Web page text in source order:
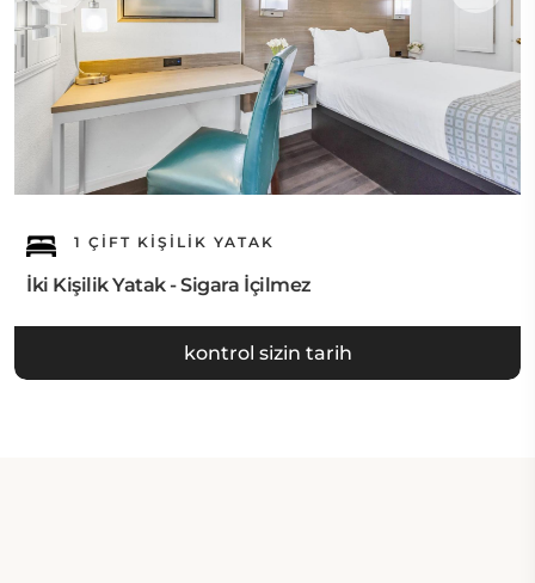
1 ÇIFT KIŞILIK YATAK
İki Kişilik Yatak - Sigara İçilmez
kontrol sizin tarih